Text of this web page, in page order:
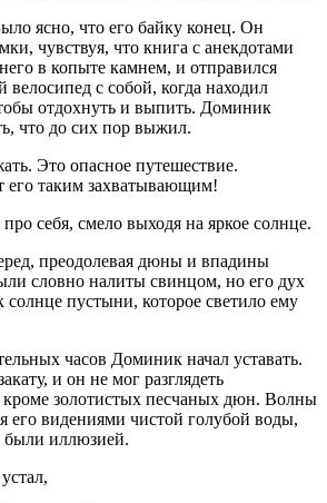
ясно, что его байку конец. Он
чувствуя, что книга с анекдотами
в копыте камнем, и отправился
с собой, когда находил
отдохнуть и выпить. Доминик
что до сих пор выжил.
Это опасное путешествие.
его таким захватывающим!
себя, смело выходя на яркое солнце.
преодолевая дюны и впадины
словно налиты свинцом, но его дух
солнце пустыни, которое светило ему
часов Доминик начал уставать.
и он не мог разглядеть
кроме золотистых песчаных дюн. Волны
его видениями чистой голубой воды,
были иллюзией.